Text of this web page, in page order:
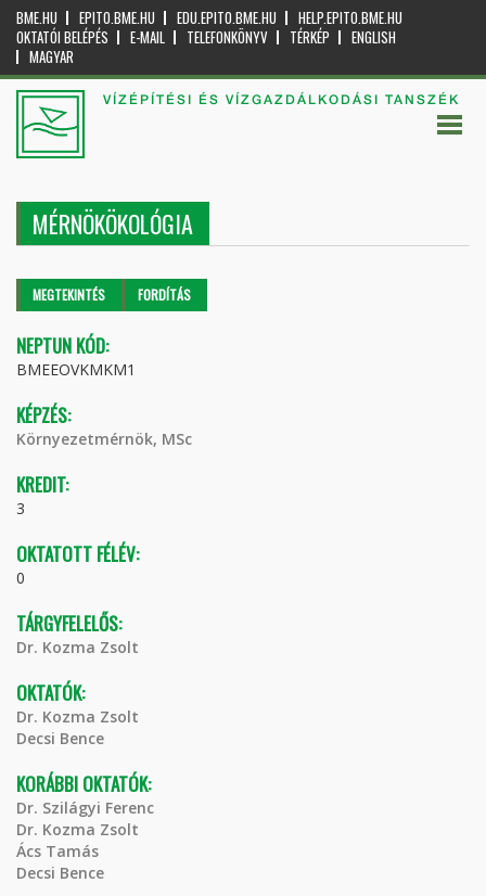
BME.HU EPITO.BME.HU EDU.EPITO.BME.HU
HELP.EPITO.BME.HU
OKTATÓI BELÉPÉS
E-MAIL TELEFONKÖNYV TÉRKÉP
ENGLISH
MAGYAR
VÍZÉPÍTÉSI ÉS VÍZGAZDÁLKODÁSI TANSZÉK
MÉRNÖKÖKOLÓGIA
Elsődleges fülek
MEGTEKINTÉS (AKTÍVFORDÍTÁS
NEPTUN KÓD:
BMEEOVKMKM1
KÉPZÉS:
Környezetmérnök, MSc
KREDIT:
3
OKTATOTT FÉLÉV:
0
TÁRGYFELELŐS:
Dr. Kozma Zsolt
OKTATÓK:
Dr. Kozma Zsolt
Decsi Bence
KORÁBBI OKTATÓK:
Dr. Szilágyi Ferenc
Dr. Kozma Zsolt
Ács Tamás
Decsi Bence